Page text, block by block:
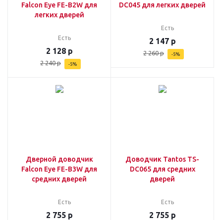
Falcon Eye FE-B2W для
легких дверей
Есть
2 128р
2 240р -5%
DC045 для легких дверей
Есть
2 147р
2 260р -5%
Дверной доводчик
Falcon Eye FE-B3W для
средних дверей
Есть
2 755р
Доводчик Tantos TS-
DC065 для средних
дверей
Есть
2 755р